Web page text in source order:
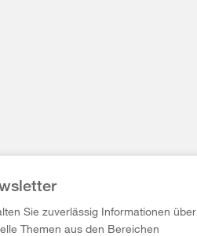
Sie zuverlässig Informationen über
Themen aus den Bereichen